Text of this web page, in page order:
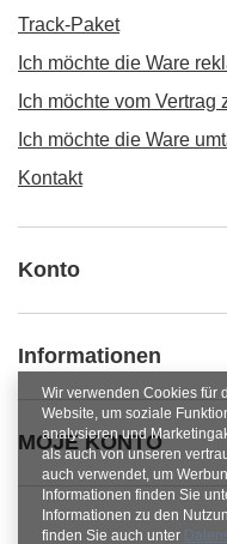
Track-Paket
Ich möchte die Ware
Ich möchte vom Vertrag
Ich möchte die Ware
Kontakt
Konto
Informationen
MOJE KONTO
Wir verwenden Cookies für
Website, um soziale
analysieren und
als auch von unseren
auch verwendet, um
Informationen finden Sie
Informationen zu den
finden Sie auch unter